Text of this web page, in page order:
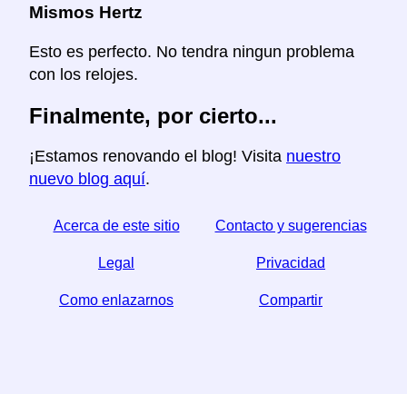
Mismos Hertz
Esto es perfecto. No tendra ningun problema
con los relojes.
Finalmente, por cierto...
¡Estamos renovando el blog! Visita nuestro
nuevo blog aquí.
Acerca de este sitio Contacto y sugerencias
Legal Privacidad
Como enlazarnos Compartir